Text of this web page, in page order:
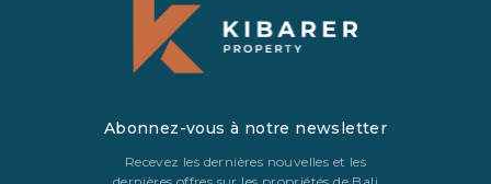
Abonnez-vous à notre newsletter
Recevez les dernières nouvelles et les